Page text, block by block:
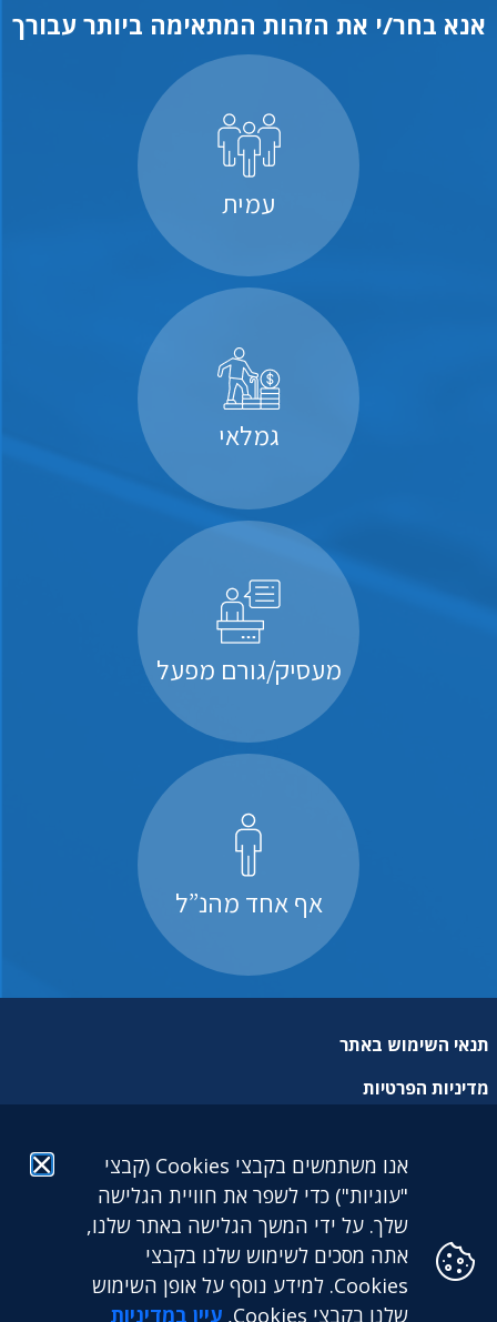
אנא בחר/י את הזהות המתאימה ביותר עבורך
עמית
גמלאי
מעסיק/גורם מפעל
אף אחד מהנ”ל
תנאי השימוש באתר
מדיניות הפרטיות
הצהרת נגישות
גילעד גמלאות לעובדים דתיים בע"מ: מגדל הכשרת היישוב (קומה
אנו משתמשים בקבצי Cookies (קבצי
"עוגיות") כדי לשפר את חוויית הגלישה
שלך. על ידי המשך הגלישה באתר שלנו,
אתה מסכים לשימוש שלנו בקבצי
Cookies. למידע נוסף על אופן השימוש
שלנו בקבצי Cookies,
עיין במדיניות